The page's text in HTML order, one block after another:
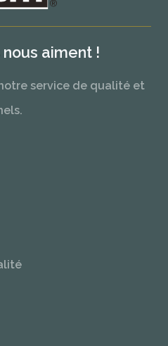
aiment !
service de qualité et